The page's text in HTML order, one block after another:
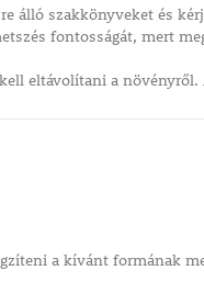
álló szakkönyveket és
fontosságát, mert
eltávolítani a
a kívánt formának